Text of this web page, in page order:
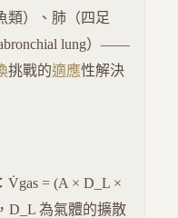
）、肺（四足
lung）——
挑戰的適應性解決
= (A × D_L ×
D_L 為氣體的擴散